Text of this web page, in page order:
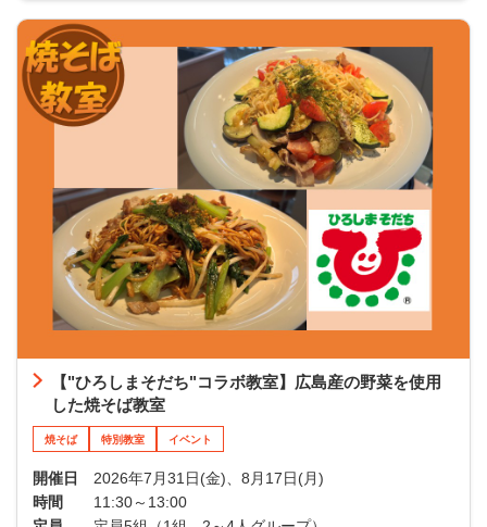
【"ひろしまそだち"コラボ教室】広島産の野菜を使用
した焼そば教室
焼そば 特別教室 イベント
開催日
2026年7月31日(金)、8月17日(月)
時間
11:30～13:00